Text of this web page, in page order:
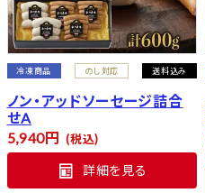
冷凍商品 のし対応 送料込み
ノン・アッドソーセージ詰合
せA
5,940 税込
詳細を見る